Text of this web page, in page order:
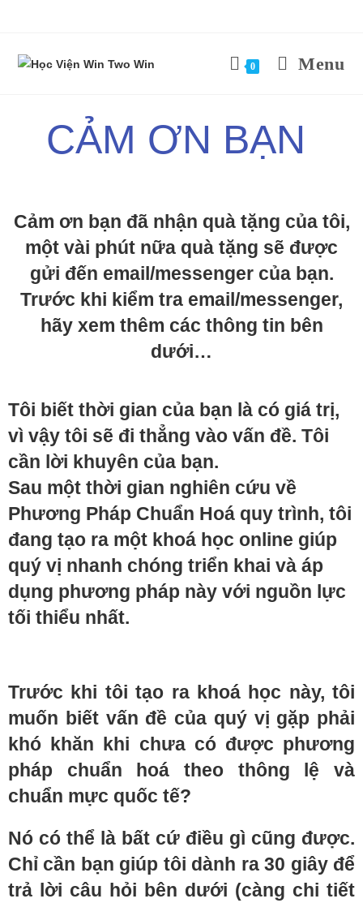
0 Menu
CẢM ƠN BẠN
Cảm ơn bạn đã nhận quà tặng của tôi,
một vài phút nữa quà tặng sẽ được
gửi đến email/messenger của bạn.
Trước khi kiểm tra email/messenger,
hãy xem thêm các thông tin bên
dưới…
Tôi biết thời gian của bạn là có giá trị,
vì vậy tôi sẽ đi thẳng vào vấn đề. Tôi
cần lời khuyên của bạn.
Sau một thời gian nghiên cứu về
Phương Pháp Chuẩn Hoá quy trình, tôi
đang tạo ra một khoá học online giúp
quý vị nhanh chóng triển khai và áp
dụng phương pháp này với nguồn lực
tối thiểu nhất.
Trước khi tôi tạo ra khoá học này, tôi
muốn biết vấn đề của quý vị gặp phải
khó khăn khi chưa có được phương
pháp chuẩn hoá theo thông lệ và
chuẩn mực quốc tế?
Nó có thể là bất cứ điều gì cũng được.
Chỉ cần bạn giúp tôi dành ra 30 giây để
trả lời câu hỏi bên dưới (càng chi tiết